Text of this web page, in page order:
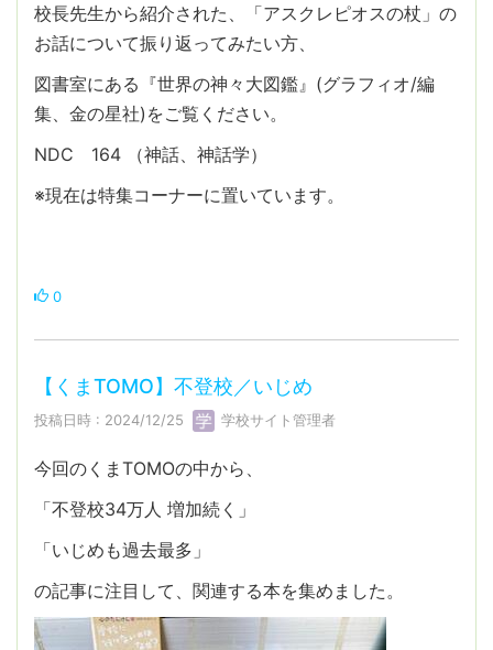
校長先生から紹介された、「アスクレピオスの杖」の
お話について振り返ってみたい方、
図書室にある『世界の神々大図鑑』(グラフィオ/編
集、金の星社)をご覧ください。
NDC 164 （神話、神話学）
※現在は特集コーナーに置いています。
0
【くまTOMO】不登校／いじめ
投稿日時 : 2024/12/25 学校サイト管理者
今回のくまTOMOの中から、
「不登校34万人 増加続く」
「いじめも過去最多」
の記事に注目して、関連する本を集めました。